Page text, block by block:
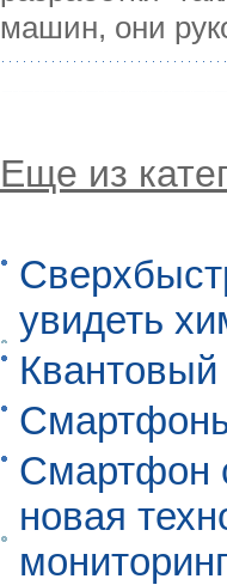
машин, они
Еще из
увидеть
Смартфоны
Смартфон
новая